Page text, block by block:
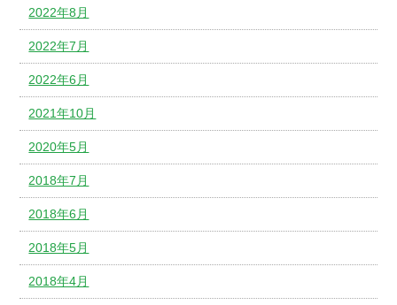
2022年8月
2022年7月
2022年6月
2021年10月
2020年5月
2018年7月
2018年6月
2018年5月
2018年4月